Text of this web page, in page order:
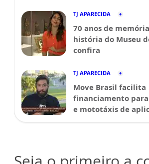
TJ APARECIDA
70 anos de
história do Museu
confira
TJ APARECIDA
Move Brasil facilita
financiamento
e mototáxis de